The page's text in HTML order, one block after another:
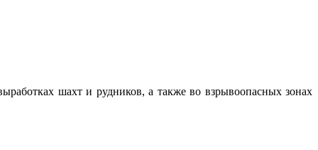
шахт и рудников, а также во взрывоопасных зонах